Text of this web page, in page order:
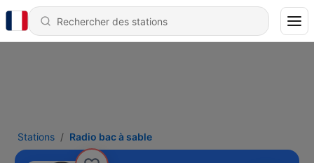
Stations Radio bac à sable